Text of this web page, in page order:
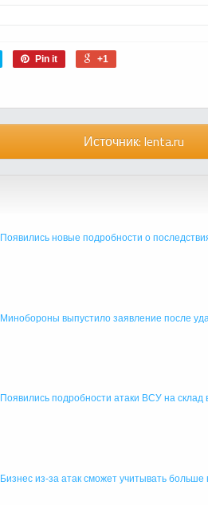
Pin it +1
Источник: lenta.ru
Появились новые подробности о
Минобороны выпустило заявление после
Появились подробности атаки ВСУ на склад
Бизнес из-за атак сможет учитывать больше